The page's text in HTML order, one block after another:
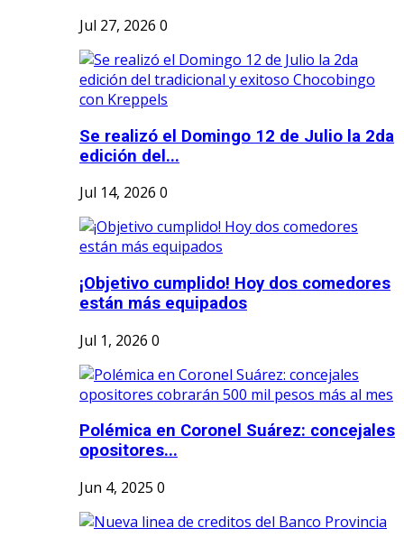
Jul 27, 2026 0
Se realizó el Domingo 12 de Julio la 2da
edición del...
Jul 14, 2026 0
¡Objetivo cumplido! Hoy dos comedores
están más equipados
Jul 1, 2026 0
Polémica en Coronel Suárez: concejales
opositores...
Jun 4, 2025 0